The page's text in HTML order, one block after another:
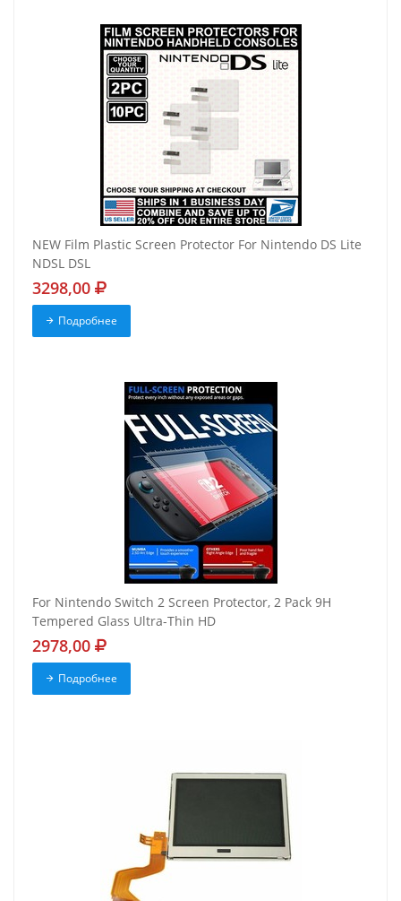
NEW Film Plastic Screen Protector For Nintendo DS Lite
NDSL DSL
3298,00
Подробнее
For Nintendo Switch 2 Screen Protector, 2 Pack 9H
Tempered Glass Ultra-Thin HD
2978,00
Подробнее